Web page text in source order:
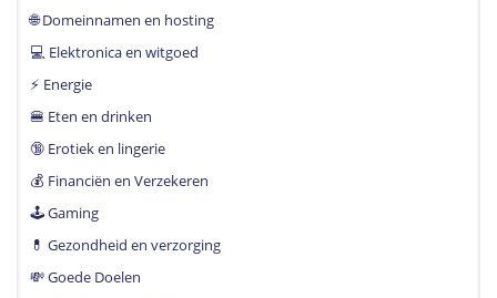
🌐 Domeinnamen en hosting
💻 Elektronica en witgoed
⚡️ Energie
🍔 Eten en drinken
🔞 Erotiek en lingerie
💰 Financiën en Verzekeren
🕹 Gaming
💊 Gezondheid en verzorging
💸 Goede Doelen